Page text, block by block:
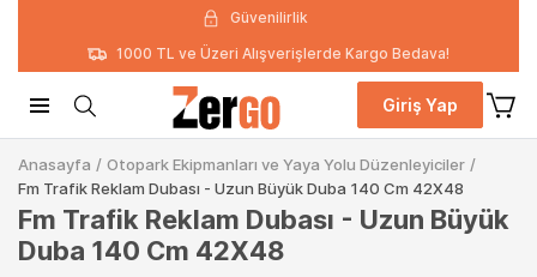
Güvenilirlik
1000 TL ve Üzeri Alışverişlerde Kargo Bedava!
Giriş Yap
Anasayfa / Otopark Ekipmanları ve Yaya Yolu Düzenleyiciler /
Fm Trafik Reklam Dubası - Uzun Büyük Duba 140 Cm 42X48
Fm Trafik Reklam Dubası - Uzun Büyük
Duba 140 Cm 42X48